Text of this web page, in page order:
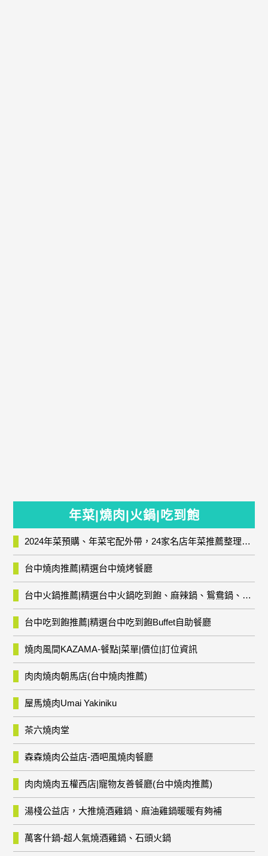
年菜|燒肉|火鍋|吃到飽
2024年菜預購、年菜宅配外帶，24家名店年菜推薦整理，圍爐輕鬆上菜團圓趣
台中燒肉推薦|精選台中燒烤餐廳
台中火鍋推薦|精選台中火鍋吃到飽、麻辣鍋、鴛鴦鍋、石頭火鍋、酸菜白肉鍋、海鮮鍋、燒酒雞、麻油雞、壽喜燒等熱門人氣火鍋店!
台中吃到飽推薦|精選台中吃到飽Buffet自助餐廳
燒肉風間KAZAMA-餐點|菜單|價位|訂位資訊
肉肉燒肉朝馬店(台中燒肉推薦)
屋馬燒肉Umai Yakiniku
茶六燒肉堂
森森燒肉公益店-酒吧風燒肉餐廳
肉肉燒肉五權西店|寵物友善餐廳(台中燒肉推薦)
湯棧公益店，大推燒酒雞鍋、麻油雞鍋暖暖有夠補
萬客什鍋-超人氣燒酒雞鍋、石頭火鍋